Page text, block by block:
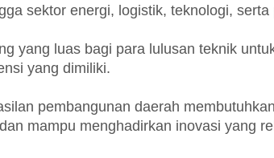
sektor energi, logistik, teknologi,
yang luas bagi para lulusan teknik
yang dimiliki.
pembangunan daerah
mampu menghadirkan inovasi yang